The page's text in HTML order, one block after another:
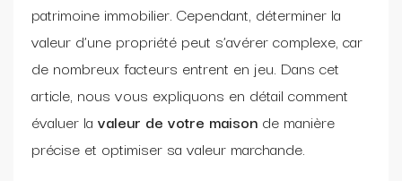
patrimoine immobilier. Cependant, déterminer la
valeur d’une propriété peut s’avérer complexe, car
de nombreux facteurs entrent en jeu. Dans cet
article, nous vous expliquons en détail comment
évaluer la valeur de votre maison de manière
précise et optimiser sa valeur marchande.